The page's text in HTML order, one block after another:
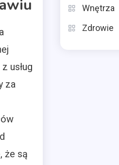
usług
za
że są
Wnętrza
Zdrowie